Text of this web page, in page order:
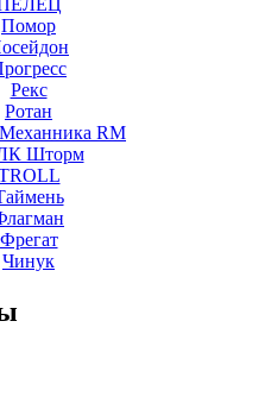
Помор
Рекс
Ротан
Механника RM
Шторм
Фрегат
Чинук